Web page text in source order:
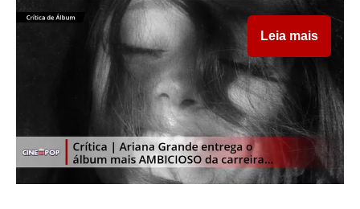
Leia mais